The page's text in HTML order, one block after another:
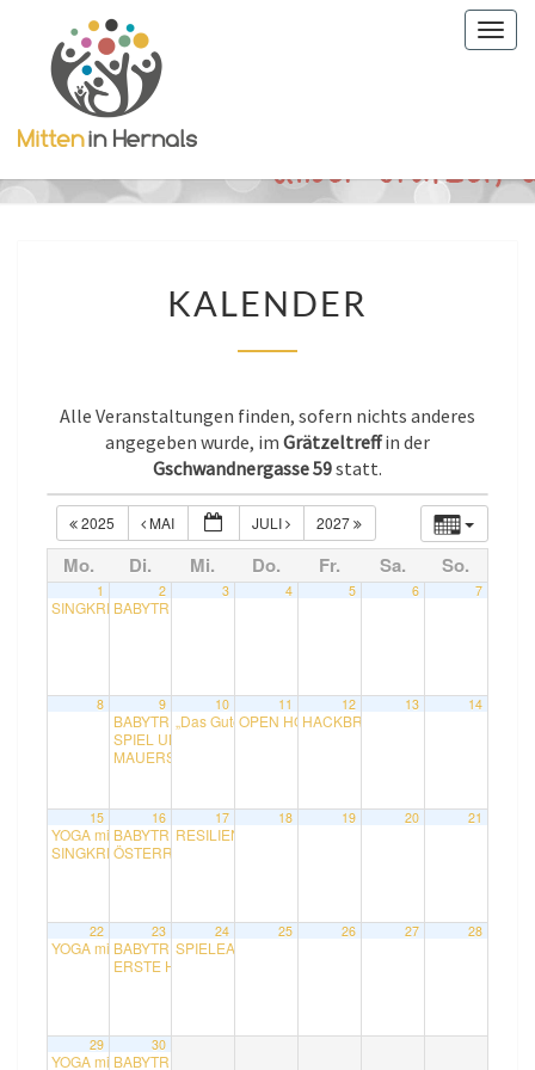
KALENDER
Alle Veranstaltungen finden, sofern nichts anderes
angegeben wurde, im Grätzeltreffin der
Gschwandnergasse 59statt.
2025 MAI JULI 2027
Mo. Di. Mi. Do. Fr. Sa. So.
1
SINGKREIS mit Rudolf
2
BABYTREFF mit Bettina
3 4 5 6 7
8 9
BABYTREFF mit Bettina10:30
SPIEL UND SPASS KINDERGRUPPE mit Sabine
MAUERSEGLER-SPAZIERGANG mit Manfred Ranalter
10
„Das Gute am liebevoll älter werden“ im Juni –
11
OPEN HOUSE im Vereinslokal
12
HACKBRETT – KONZERT mit
13 14
15
YOGA mit Ina9:00
SINGKREIS mit Rudolf
16
BABYTREFF mit Bettina
ÖSTERREICH UND DIE EU in der Zeitenwende
17
RESILIENZ-WORKSHOP mit Elisabeth Berger
18 19 20 21
22
YOGA mit Ina9:00
23
BABYTREFF mit Bettina
ERSTE HILFE FÜR DAS FAHRRAD mit Erwin Gekel
24
SPIELEABEND mit Daniela, Bodo und Karl
25 26 27 28
29
YOGA mit Ina9:00
30
BABYTREFF mit Bettina